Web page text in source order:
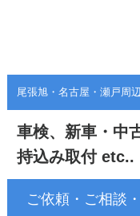
尾張旭・名古屋・瀬戸周
車検、新車・中
持込み取付 etc..
ご依頼・ご相談